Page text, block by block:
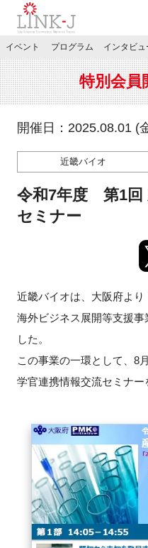
特別会員専用メニュー
施設ご予約
マイページ
新規登録
イベント
インタビュー・コラム
ニュース・掲示板
LINK-Jを知る
イベント プログラム インタビ
特別会員
開催日：2025.08.01 (
近畿バイオ
令和7年度 第1回
セミナー
近畿バイオは、大阪府よ
海外ビジネス展開等支援
した。
この事業の一環として、8
学官連携情報交流セミナー